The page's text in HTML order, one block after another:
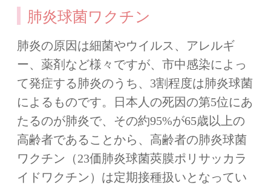
肺炎球菌ワクチン
肺炎の原因は細菌やウイルス、アレルギ
ー、薬剤など様々ですが、市中感染によっ
て発症する肺炎のうち、3割程度は肺炎球菌
によるものです。日本人の死因の第5位にあ
たるのが肺炎で、その約95%が65歳以上の
高齢者であることから、高齢者の肺炎球菌
ワクチン（23価肺炎球菌莢膜ポリサッカラ
イドワクチン）は定期接種扱いとなってい